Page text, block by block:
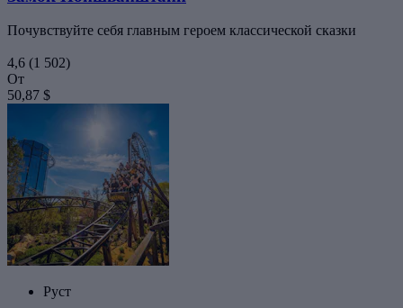
Почувствуйте себя главным героем классической сказки
4,6 (1 502)
От
50,87 $
Руст